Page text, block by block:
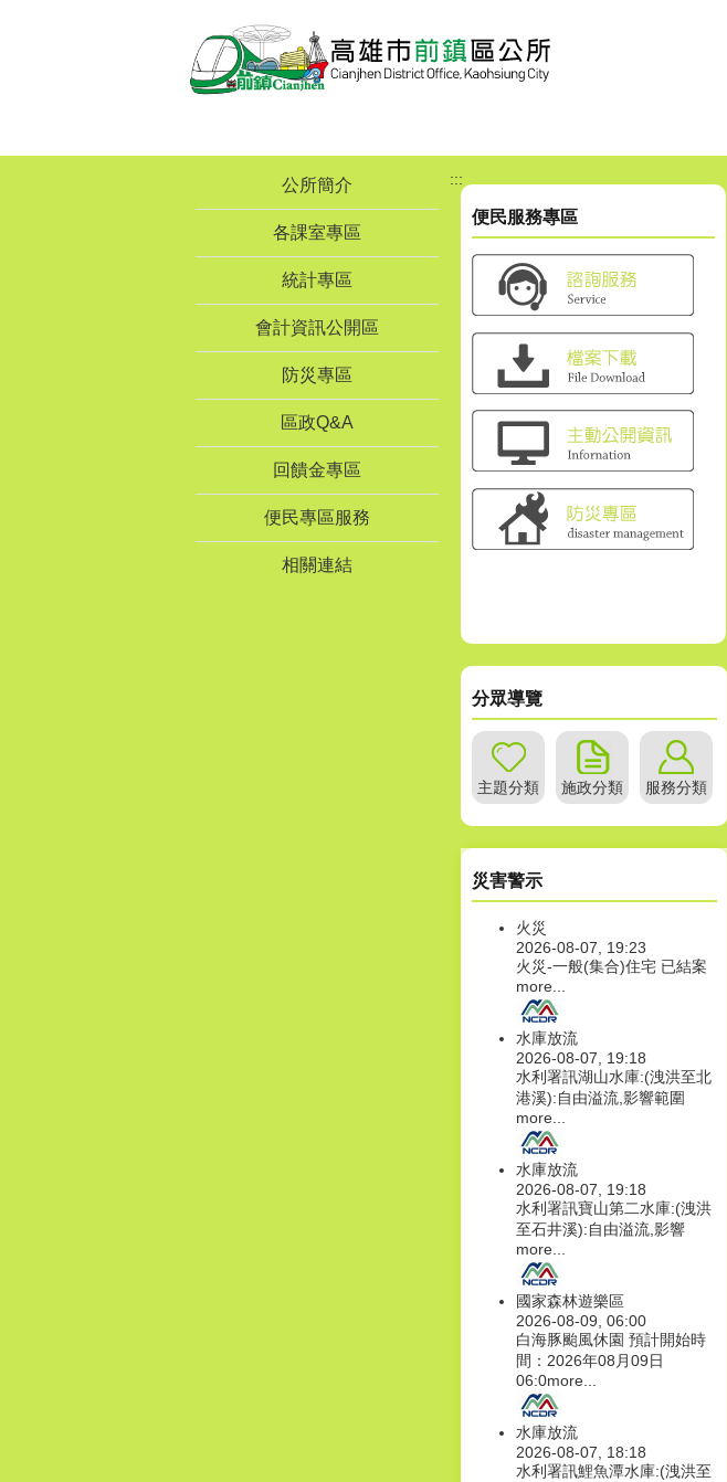
公所簡介
各課室專區
統計專區
會計資訊公開區
防災專區
區政Q&A
回饋金專區
便民專區服務
相關連結
:::
便民服務專區
分眾導覽
主題分類 施政分類 服務分類
災害警示
火災
2026-08-07, 19:23
火災-一般(集合)住宅 已結案
more...
水庫放流
2026-08-07, 19:18
水利署訊湖山水庫:(洩洪至北
港溪):自由溢流,影響範圍
more...
水庫放流
2026-08-07, 19:18
水利署訊寶山第二水庫:(洩洪
至石井溪):自由溢流,影響
more...
國家森林遊樂區
2026-08-09, 06:00
白海豚颱風休園 預計開始時
間：2026年08月09日
06:0more...
水庫放流
2026-08-07, 18:18
水利署訊鯉魚潭水庫:(洩洪至